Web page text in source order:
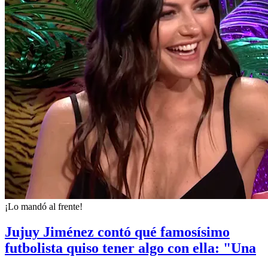
¡Lo mandó al frente!
Jujuy Jiménez contó qué famosísimo
futbolista quiso tener algo con ella: "Una